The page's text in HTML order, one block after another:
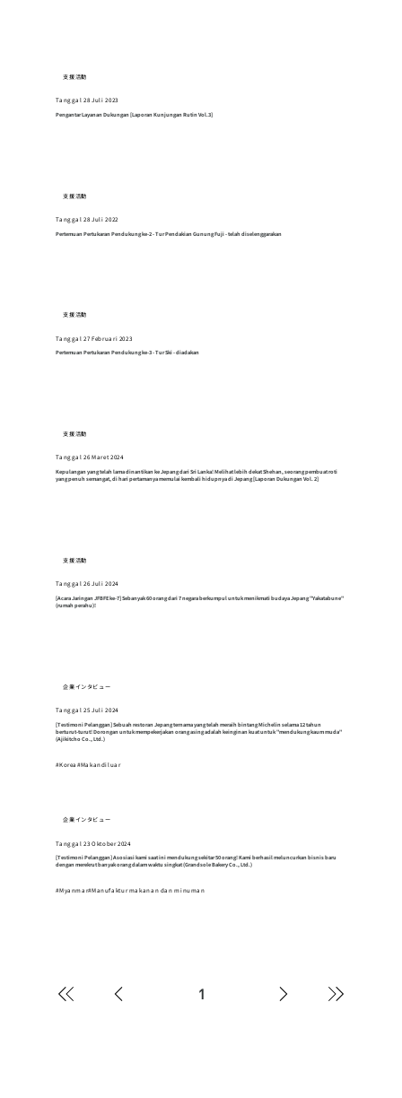
支援活動
Tanggal 28 Juli 2023
Pengantar Layanan Dukungan [Laporan Kunjungan Rutin Vol.3]
支援活動
Tanggal 28 Juli 2022
Pertemuan Pertukaran Pendukung ke-2 - Tur Pendakian Gunung Fuji - telah diselenggarakan
支援活動
Tanggal 27 Februari 2023
Pertemuan Pertukaran Pendukung ke-3 - Tur Ski - diadakan
支援活動
Tanggal 26 Maret 2024
Kepulangan yang telah lama dinantikan ke Jepang dari Sri Lanka! Melihat lebih dekat Shehan, seorang pembuat roti
yang penuh semangat, di hari pertamanya memulai kembali hidupnya di Jepang [Laporan Dukungan Vol. 2]
支援活動
Tanggal 26 Juli 2024
[Acara Jaringan JFBFE ke-7] Sebanyak 60 orang dari 7 negara berkumpul untuk menikmati budaya Jepang "Yakatabune"
(rumah perahu)!
企業インタビュー
Tanggal 25 Juli 2024
[Testimoni Pelanggan] Sebuah restoran Jepang ternama yang telah meraih bintang Michelin selama 12 tahun
berturut-turut! Dorongan untuk mempekerjakan orang asing adalah keinginan kuat untuk "mendukung kaum muda"
(Ajikitcho Co., Ltd.)
#Korea#Makandiluar
企業インタビュー
Tanggal 23 Oktober 2024
[Testimoni Pelanggan] Asosiasi kami saat ini mendukung sekitar 50 orang! Kami berhasil meluncurkan bisnis baru
dengan merekrut banyak orang dalam waktu singkat (Grandsole Bakery Co., Ltd.)
#Myanmar#Manufaktur makanan dan minuman
1Halaman